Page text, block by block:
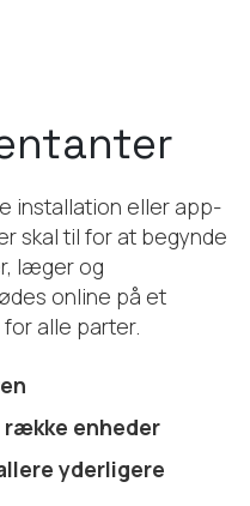
installation eller app-
skal til for at begynde
læger og
online på et
alle parter.
række enheder
yderligere